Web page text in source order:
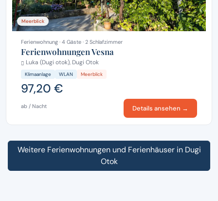
Meerblick
Ferienwohnung · 4 Gäste · 2 Schlafzimmer
Ferienwohnungen Vesna
Luka (Dugi otok), Dugi Otok
Klimaanlage WLAN Meerblick
97,20 €
ab / Nacht Details ansehen →
Weitere Ferienwohnungen und Ferienhäuser in Dugi
Otok